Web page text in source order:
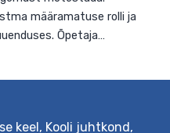
Selleks osaletakse
tehnoloogilisi
korraldamist ning
keel, Kooli juhtkond,